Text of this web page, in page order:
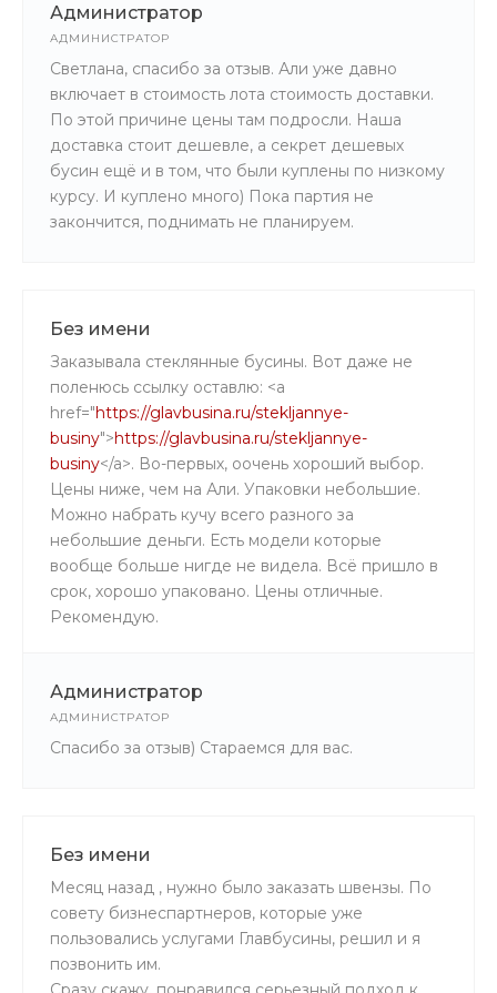
Администратор
АДМИНИСТРАТОР
Светлана, спасибо за отзыв. Али уже давно
включает в стоимость лота стоимость доставки.
По этой причине цены там подросли. Наша
доставка стоит дешевле, а секрет дешевых
бусин ещё и в том, что были куплены по низкому
курсу. И куплено много) Пока партия не
закончится, поднимать не планируем.
Без имени
Заказывала стеклянные бусины. Вот даже не
поленюсь ссылку оставлю: <a
href="https://glavbusina.ru/stekljannye-
businy">https://glavbusina.ru/stekljannye-
businy</a>. Во-первых, оочень хороший выбор.
Цены ниже, чем на Али. Упаковки небольшие.
Можно набрать кучу всего разного за
небольшие деньги. Есть модели которые
вообще больше нигде не видела. Всё пришло в
срок, хорошо упаковано. Цены отличные.
Рекомендую.
Администратор
АДМИНИСТРАТОР
Спасибо за отзыв) Стараемся для вас.
Без имени
Месяц назад , нужно было заказать швензы. По
совету бизнеспартнеров, которые уже
пользовались услугами Главбусины, решил и я
позвонить им.